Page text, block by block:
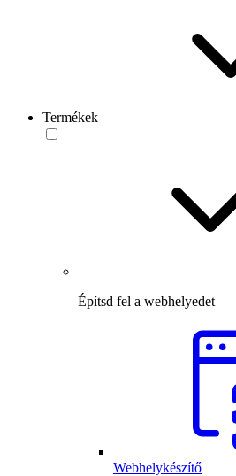
Termékek
Építsd fel a webhelyedet
Webhelykészítő